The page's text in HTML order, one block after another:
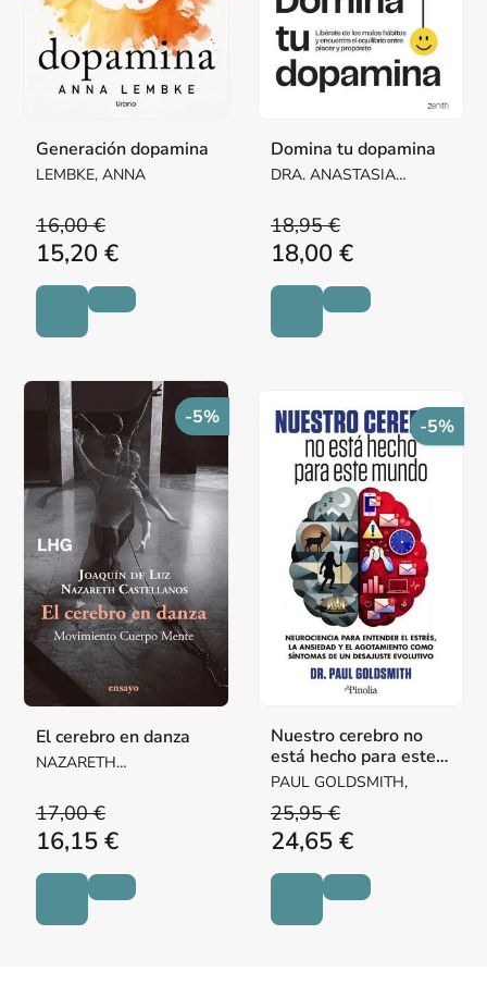
Generación dopamina
LEMBKE, ANNA
16,00 €
15,20 €
Domina tu dopamina
DRA. ANASTASIA
18,95 €
18,00 €
-5%
El cerebro en danza
NAZARETH
JOAQUÍN DE LUZ
17,00 €
16,15 €
-5%
Nuestro cerebro no
está hecho para este
mundo
PAUL GOLDSMITH,
25,95 €
24,65 €